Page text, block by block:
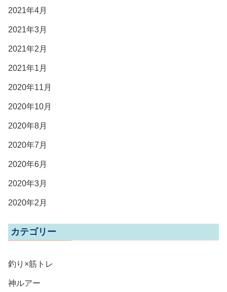
2021年4月
2021年3月
2021年2月
2021年1月
2020年11月
2020年10月
2020年8月
2020年7月
2020年6月
2020年3月
2020年2月
カテゴリー
釣り×筋トレ
神ルアー